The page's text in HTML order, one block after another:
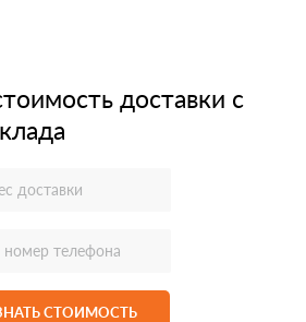
доставки с
СТОИМОСТЬ